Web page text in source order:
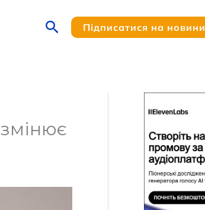
ПошукПідписатися на новини